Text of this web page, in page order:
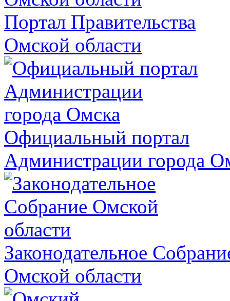
Портал Правительства
Омской области
Официальный портал
Администрации города
Законодательное
Омской области